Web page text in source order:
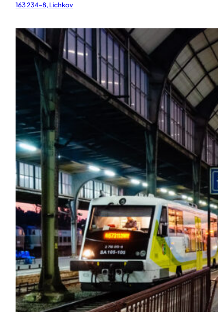
163 234-8, Lichkov